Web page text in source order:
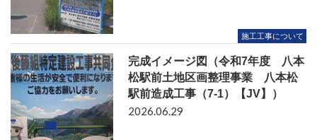
施工工事について
完成イメージ図（令和7年度 八本
松駅前土地区画整理事業 八本松
駅前造成工事（7-1）【JV】）
2026.06.29